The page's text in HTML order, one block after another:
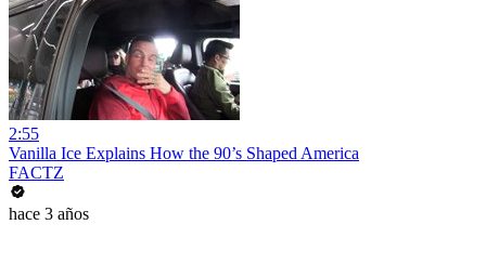
2:55
Vanilla Ice Explains How the 90’s Shaped America
FACTZ
hace 3 años